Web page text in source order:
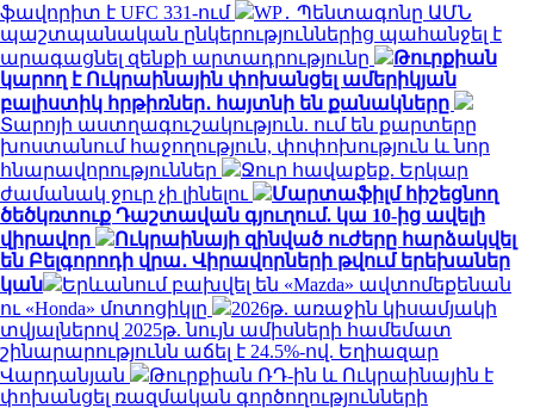
ֆավորիտ է UFC 331-ում
WP․ Պենտագոնը ԱՄՆ
պաշտպանական ընկերություններից պահանջել է
արագացնել զենքի արտադրությունը
Թուրքիան
կարող է Ուկրաինային փոխանցել ամերիկյան
բալիստիկ հրթիռներ․ հայտնի են քանակները
Տարոյի աստղագուշակություն. ում են քարտերը
խոստանում հաջողություն, փոփոխություն և նոր
հնարավորություններ
Ջուր հավաքեք. Երկար
ժամանակ ջուր չի լինելու
Մարտաֆիլմ հիշեցնող
ծեծկռտուք Դաշտավան գյուղում. կա 10-ից ավելի
վիրավոր
Ուկրաինայի զինված ուժերը հարձակվել
են Բելգորոդի վրա․ Վիրավորների թվում երեխաներ
կան
Երևանում բախվել են «Mazda» ավտոմեքենան
ու «Honda» մոտոցիկլը
2026թ. առաջին կիսամյակի
տվյալներով 2025թ. նույն ամիսների համեմատ
շինարարությունն աճել է 24.5%-ով. Եղիազար
Վարդանյան
Թուրքիան ՌԴ-ին և Ուկրաինային է
փոխանցել ռազմական գործողությունների